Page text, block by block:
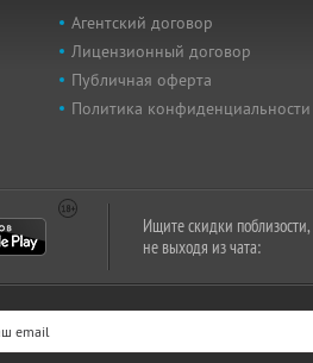
Агентский договор
Лицензионный договор
Публичная оферта
Политика конфиденциальности
Ищите скидки поблизости,
не выходя из чата: